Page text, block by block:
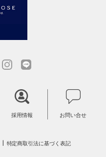
採用情報 お問い合せ
特定商取引法に基づく表記